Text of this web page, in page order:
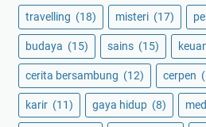
travelling (18) misteri (17)
budaya (15) sains (15)
cerita bersambung (12) cerpen
karir (11) gaya hidup (8)